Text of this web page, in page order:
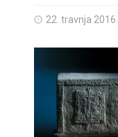
22. travnja 2016.